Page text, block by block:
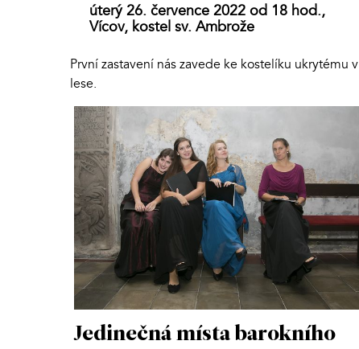
úterý 26. července 2022 od 18 hod.,
Vícov, kostel sv. Ambrože
První zastavení nás zavede ke kostelíku ukrytému v
lese.
Jedinečná místa barokního